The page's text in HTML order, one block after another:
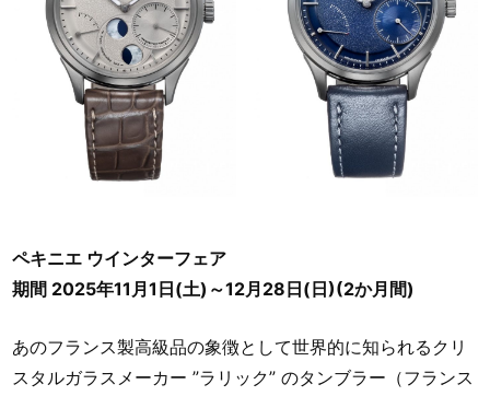
ペキニエ ウインターフェア
期間 2025年11月1日(土)～12月28日(日)(2か月間)
あのフランス製高級品の象徴として世界的に知られるクリ
スタルガラスメーカー ”ラリック” のタンブラー（フランス